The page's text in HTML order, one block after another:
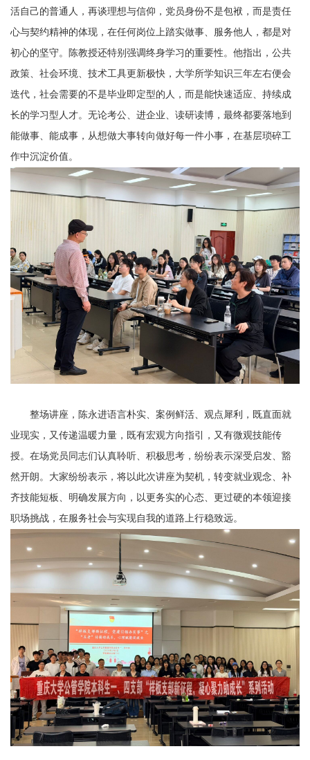
活自己的普通人，再谈理想与信仰，党员身份不是包袱，而是责任
心与契约精神的体现，在任何岗位上踏实做事、服务他人，都是对
初心的坚守。陈教授还特别强调终身学习的重要性。他指出，公共
政策、社会环境、技术工具更新极快，大学所学知识三年左右便会
迭代，社会需要的不是毕业即定型的人，而是能快速适应、持续成
长的学习型人才。无论考公、进企业、读研读博，最终都要落地到
能做事、能成事，从想做大事转向做好每一件小事，在基层琐碎工
作中沉淀价值。
整场讲座， 陈永进语言朴实、案例鲜活、观点犀利，既直面就
业现实，又传递温暖力量，既有宏观方向指引，又有微观技能传
授。在场党员同志们认真聆听、积极思考，纷纷表示深受启发、豁
然开朗。大家纷纷表示，将以此次讲座为契机，转变就业观念、补
齐技能短板、明确发展方向，以更务实的心态、更过硬的本领迎接
职场挑战，在服务社会与实现自我的道路上行稳致远。